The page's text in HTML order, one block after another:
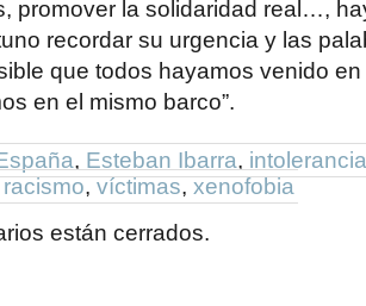
promover la solidaridad real…,
recordar su urgencia y las
que todos hayamos venido
en el mismo barco”.
, Esteban Ibarra, intolerancia
racismo, víctimas, xenofobia
están cerrados.